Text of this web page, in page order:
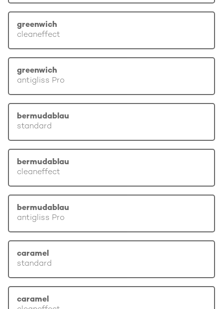
greenwich
cleaneffect
greenwich
antigliss Pro
bermudablau
standard
bermudablau
cleaneffect
bermudablau
antigliss Pro
caramel
standard
caramel